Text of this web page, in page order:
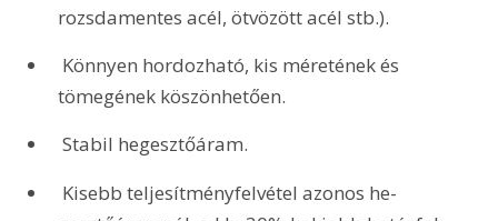
rozsdamentes acél, ötvözött acél stb.).
tömegének köszönhetően.
Stabil hegesztőáram.